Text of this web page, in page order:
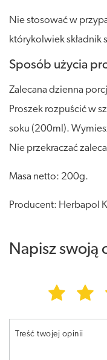
Nie stosować w
którykolwiek składnik
Sposób użycia
Zalecana dzienna
Proszek rozpuścić w
soku (200ml).
Nie przekraczać
Masa netto: 200g.
Producent: Herbapol
Napisz swoją
Treść twojej opinii